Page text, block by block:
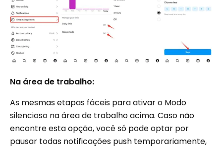
Na área de trabalho:
As mesmas etapas fáceis para ativar o Modo
silencioso na área de trabalho acima. Caso não
encontre esta opção, você só pode optar por
pausar todas notificações push temporariamente,